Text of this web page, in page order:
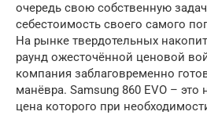
очередь свою собственную
себестоимость своего самого
На рынке твердотельных
раунд ожесточённой ценовой
компания заблаговременно
манёвра. Samsung 860 EVO – это
цена которого при